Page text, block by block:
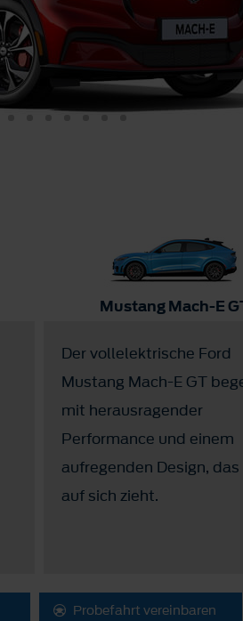
Mustang Mach-E
Der vollelektrische Ford
Mustang Mach-E GT
mit herausragender
Performance und einem
aufregenden Design, das
auf sich zieht.
Probefahrt vereinbaren